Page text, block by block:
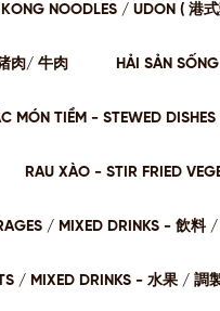
NOODLES / UDON ( 港
肉/ 牛肉 HẢI SẢN
MÓN TIỀM - STEWED
RAU XÀO - STIR FRIED
/ MIXED DRINKS - 飲料
/ MIXED DRINKS - ⽔果 / 調